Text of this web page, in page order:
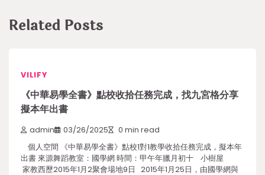
Related Posts
VILIFY
《中華易學全書》點校收拾任務完成，找九宮格分享
擬本年出書
admin 03/26/2025 0 min read
個人空間 《中華易學全書》點校1對1教學收拾任務完成，擬本年
出書 來源舞蹈教室：國學網 時間：甲午年臘月初十 小樹屋
家教西歷2015年1月2聚會場地9日 2015年1月25日，由國學網與